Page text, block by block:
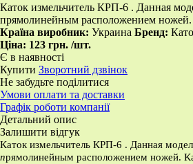
​Каток измельчитель КРП-6 . Данная
прямолинейным расположением ножей.
Країна виробник: Украина Бренд:
Ціна: 123 грн. /шт.
Є в наявності
Купити Зворотний дзвінок
Не забудьте поділитися
Умови оплати та доставки
Графік роботи компанії
Детальний опис
Залишити відгук
Каток измельчитель КРП-6 . Данная
прямолинейным расположением ножей.